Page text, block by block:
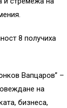
8 получиха
Вапцаров” –
на
бизнеса,